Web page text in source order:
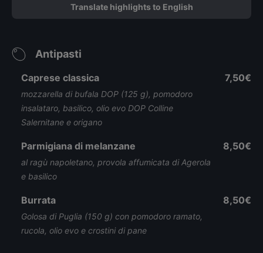
Translate highlights to English
Antipasti
Caprese classica
mozzarella di bufala DOP (125 g), pomodoro
insalataro, basilico, olio evo DOP Colline
Salernitane e origano
7,50€
Parmigiana di melanzane
al ragù napoletano, provola affumicata di Agerola
e basilico
8,50€
Burrata
Golosa di Puglia (150 g) con pomodoro ramato,
rucola, olio evo e crostini di pane
8,50€